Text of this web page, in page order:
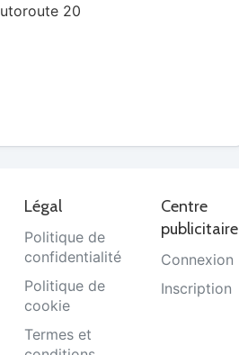
20
Légal
Politique de
confidentialité
Politique de
cookie
Termes et
Centre
publicitaire
Connexion
Inscription